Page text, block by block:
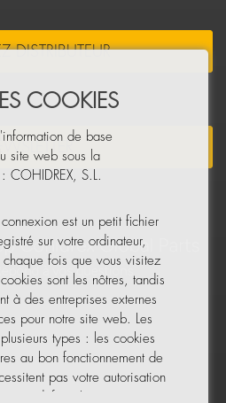
DISTRIBUTEUR
COOKIES
de base
site web sous la
COHIDREX, S.L.
est un petit fichier
sur votre ordinateur,
fois que vous visitez
sont les nôtres, tandis
à des entreprises externes
pour notre site web. Les
types : les cookies
au bon fonctionnement de
pas votre autorisation